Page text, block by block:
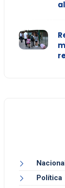
Política